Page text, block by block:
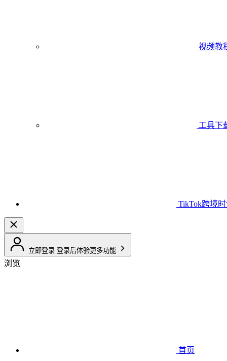
视频教
工具下
TikTok跨境
立即登录 登录后体验更多功能
浏览
首页